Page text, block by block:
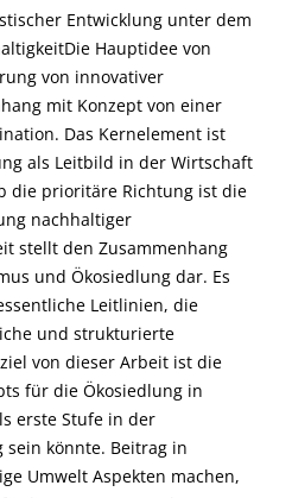
Entwicklung unter dem
Hauptidee von
von innovativer
mit Konzept von einer
Das Kernelement ist
als Leitbild in der Wirtschaft
die prioritäre Richtung ist die
nachhaltiger
stellt den Zusammenhang
und Ökosiedlung dar. Es
Leitlinien, die
und strukturierte
von dieser Arbeit ist die
für die Ökosiedlung in
erste Stufe in der
sein könnte. Beitrag in
Umwelt Aspekten machen,